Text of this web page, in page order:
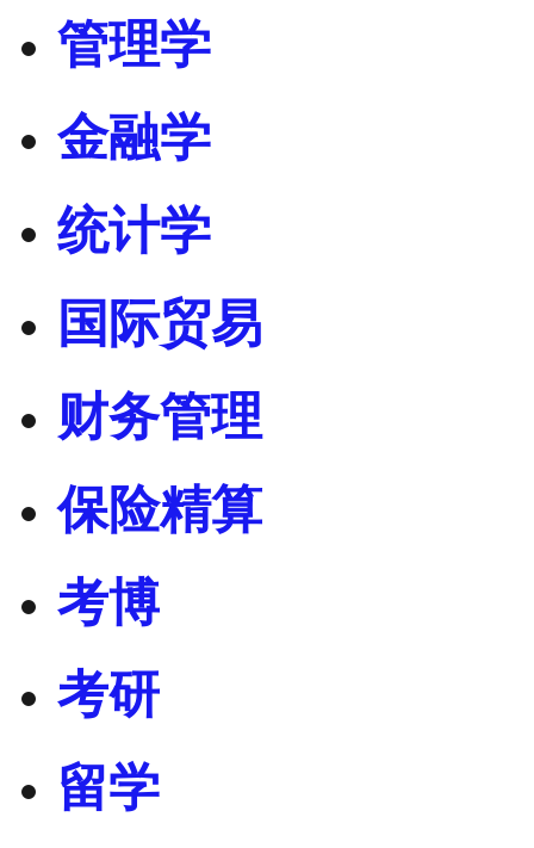
管理学
金融学
统计学
国际贸易
财务管理
保险精算
考博
考研
留学